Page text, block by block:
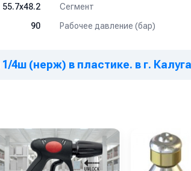
55.7x48.2 Сегмент
90 Рабочее давление (бар)
4ш (нерж) в пластике. в г. Калуга